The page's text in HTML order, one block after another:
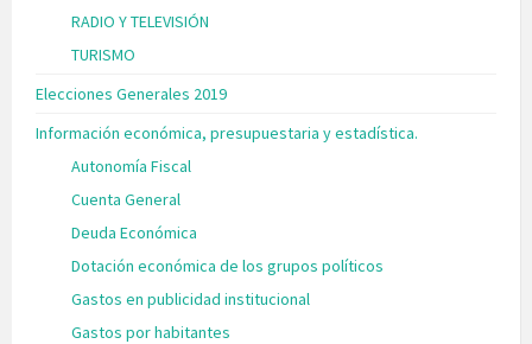
RADIO Y TELEVISIÓN
TURISMO
Elecciones Generales 2019
Información económica, presupuestaria y estadística.
Autonomía Fiscal
Cuenta General
Deuda Económica
Dotación económica de los grupos políticos
Gastos en publicidad institucional
Gastos por habitantes